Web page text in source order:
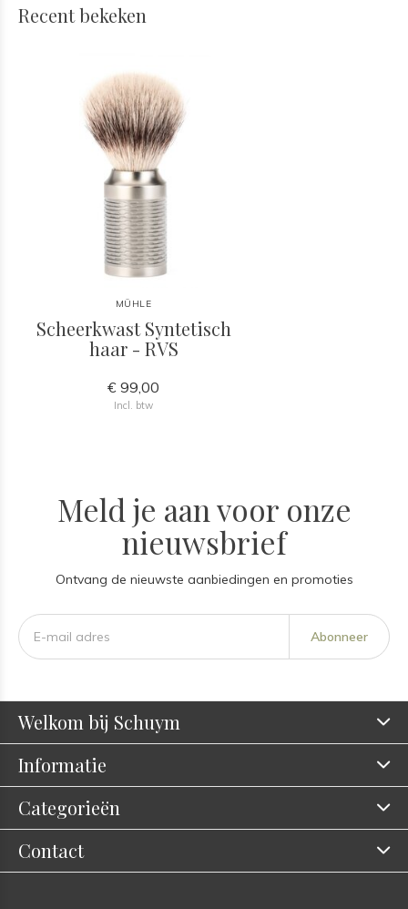
Recent bekeken
MÜHLE
Scheerkwast Syntetisch
haar - RVS
€ 99,00
Incl. btw
Meld je aan voor onze
nieuwsbrief
Ontvang de nieuwste aanbiedingen en promoties
Abonneer
Welkom bij Schuym
Informatie
Categorieën
Contact